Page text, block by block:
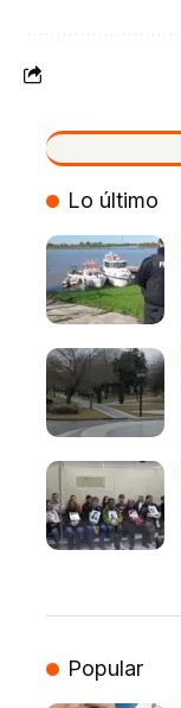
VIVO
Lo último
Popular